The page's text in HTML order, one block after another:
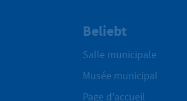
Beliebt
Salle municipale
Musée municipal
Page d'accueil